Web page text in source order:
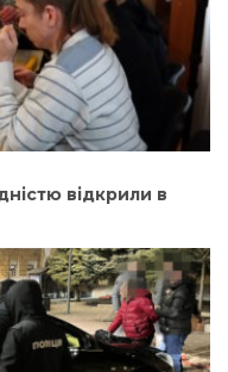
відкрили в